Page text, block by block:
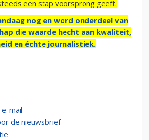
een stap voorsprong geeft.
nog en word onderdeel van
die waarde hecht aan kwaliteit,
en échte journalistiek.
mail
de nieuwsbrief